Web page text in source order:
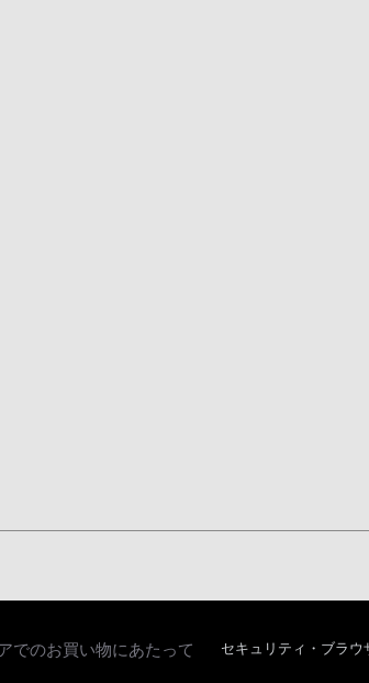
でのお買い物にあたって セキュリティ・ブラウ